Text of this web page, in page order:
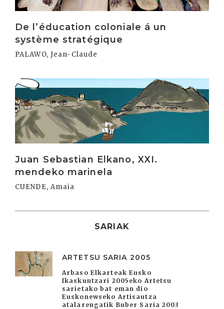
De l’éducation coloniale á un
système stratégique
PALAWO, Jean-Claude
Juan Sebastian Elkano, XXI.
mendeko marinela
CUENDE, Amaia
Irakurri
SARIAK
ARTETSU SARIA 2005
Arbaso Elkarteak Eusko
Ikaskuntzari 2005eko Artetsu
sarietako bat eman dio
Euskonewseko Artisautza
atalarengatik Buber Saria 2003